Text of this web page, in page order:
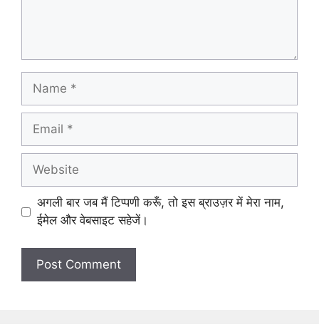
Name
Email
Website
अगली बार जब मैं टिप्पणी करूँ, तो इस ब्राउज़र में मेरा नाम,
ईमेल और वेबसाइट सहेजें।